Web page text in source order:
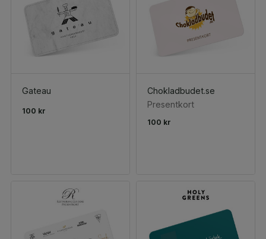
Gateau
100 kr
Chokladbudet.se
Presentkort
100 kr